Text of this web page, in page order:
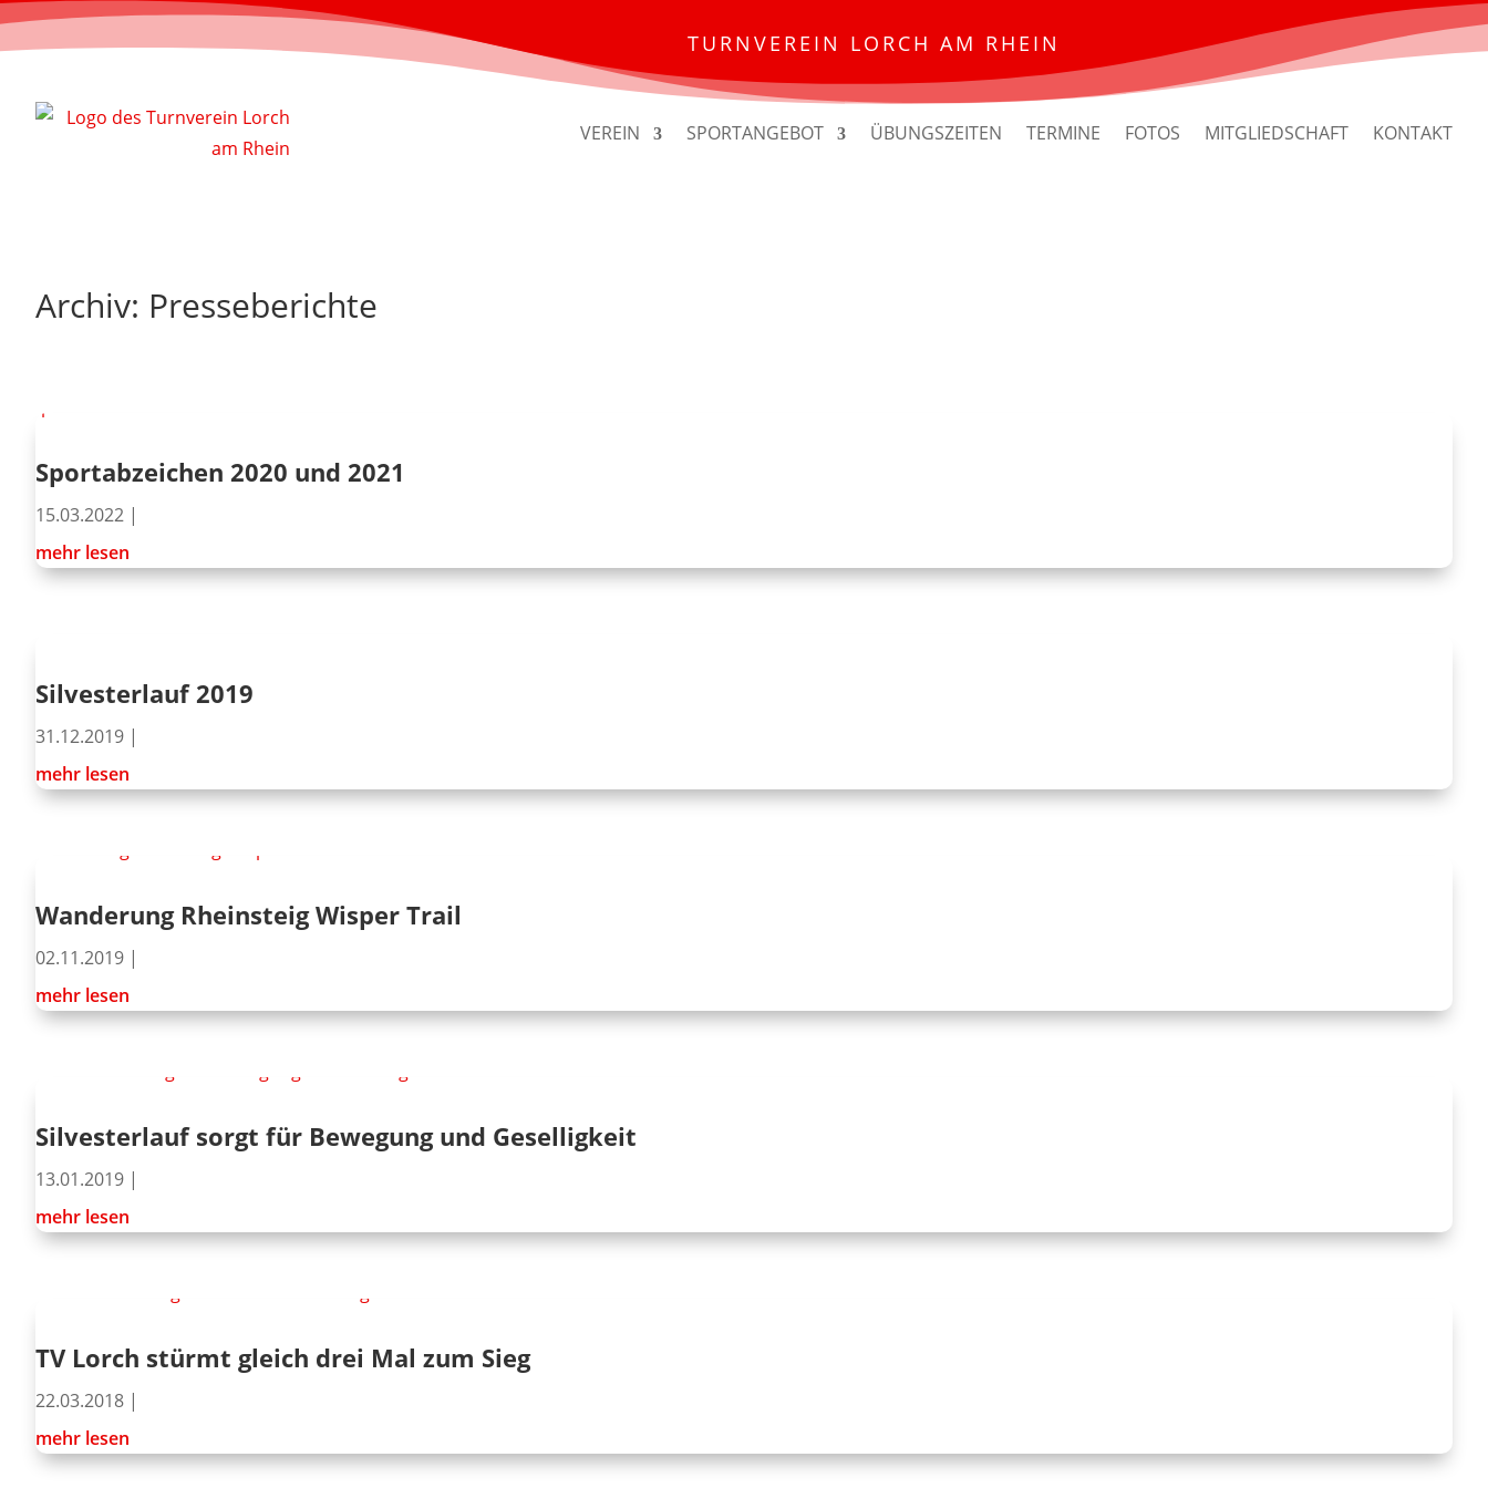
TURNVEREIN LORCH AM RHEIN
VEREIN SPORTANGEBOT ÜBUNGSZEITEN TERMINE FOTOS MITGLIEDSCHAFT KONTAKT
Archiv: Presseberichte
Sportabzeichen 2020 und 2021
15.03.2022 |
mehr lesen
Silvesterlauf 2019
31.12.2019 |
mehr lesen
Wanderung Rheinsteig Wisper Trail
02.11.2019 |
mehr lesen
Silvesterlauf sorgt für Bewegung und Geselligkeit
13.01.2019 |
mehr lesen
TV Lorch stürmt gleich drei Mal zum Sieg
22.03.2018 |
mehr lesen